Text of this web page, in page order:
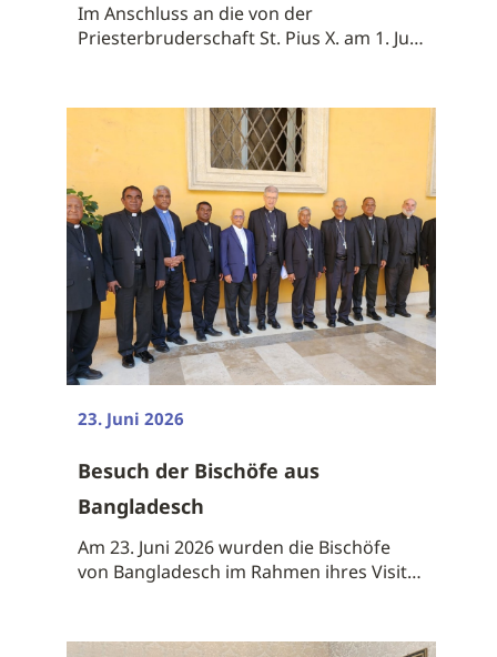
Im Anschluss an die von der
Priesterbruderschaft St. Pius X. am 1. Juli
23. Juni 2026
Besuch der Bischöfe aus
Bangladesch
Am 23. Juni 2026 wurden die Bischöfe
von Bangladesch im Rahmen ihres Visita